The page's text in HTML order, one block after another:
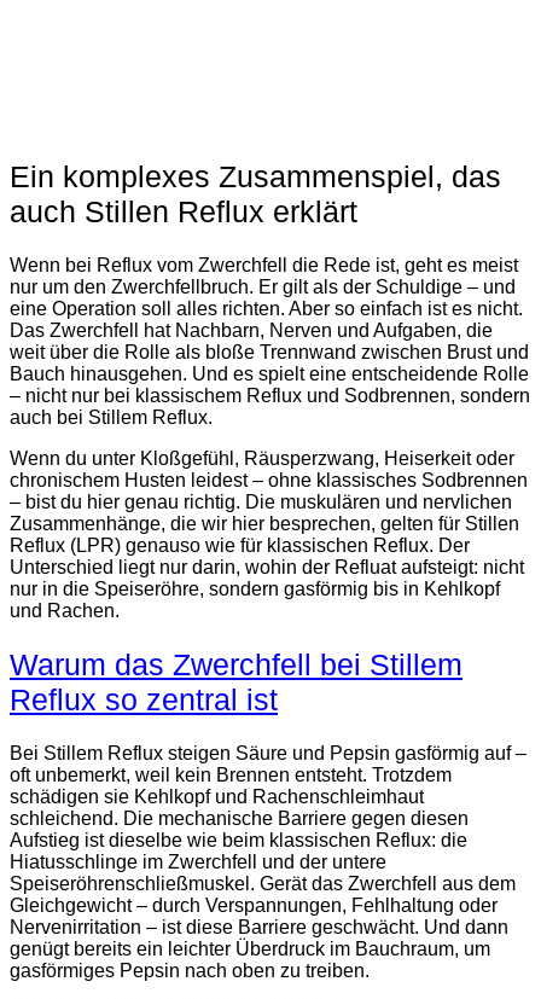
Ein komplexes Zusammenspiel, das
auch Stillen Reflux erklärt
Wenn bei Reflux vom Zwerchfell die Rede ist, geht es meist
nur um den Zwerchfellbruch. Er gilt als der Schuldige – und
eine Operation soll alles richten. Aber so einfach ist es nicht.
Das Zwerchfell hat Nachbarn, Nerven und Aufgaben, die
weit über die Rolle als bloße Trennwand zwischen Brust und
Bauch hinausgehen. Und es spielt eine entscheidende Rolle
– nicht nur bei klassischem Reflux und Sodbrennen, sondern
auch bei Stillem Reflux.
Wenn du unter Kloßgefühl, Räusperzwang, Heiserkeit oder
chronischem Husten leidest – ohne klassisches Sodbrennen
– bist du hier genau richtig. Die muskulären und nervlichen
Zusammenhänge, die wir hier besprechen, gelten für Stillen
Reflux (LPR) genauso wie für klassischen Reflux. Der
Unterschied liegt nur darin, wohin der Refluat aufsteigt: nicht
nur in die Speiseröhre, sondern gasförmig bis in Kehlkopf
und Rachen.
Warum das Zwerchfell bei Stillem
Reflux so zentral ist
Bei Stillem Reflux steigen Säure und Pepsin gasförmig auf –
oft unbemerkt, weil kein Brennen entsteht. Trotzdem
schädigen sie Kehlkopf und Rachenschleimhaut
schleichend. Die mechanische Barriere gegen diesen
Aufstieg ist dieselbe wie beim klassischen Reflux: die
Hiatusschlinge im Zwerchfell und der untere
Speiseröhrenschließmuskel. Gerät das Zwerchfell aus dem
Gleichgewicht – durch Verspannungen, Fehlhaltung oder
Nervenirritation – ist diese Barriere geschwächt. Und dann
genügt bereits ein leichter Überdruck im Bauchraum, um
gasförmiges Pepsin nach oben zu treiben.